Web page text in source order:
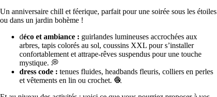
Un anniversaire chill et féerique, parfait pour une soirée sous les étoiles
ou dans un jardin bohème !
déco et ambiance : guirlandes lumineuses accrochées aux
arbres, tapis colorés au sol, coussins XXL pour s’installer
confortablement et attrape-rêves suspendus pour une touche
mystique. 💭
dress code : tenues fluides, headbands fleuris, colliers en perles
et vêtements en lin ou crochet. 🧶